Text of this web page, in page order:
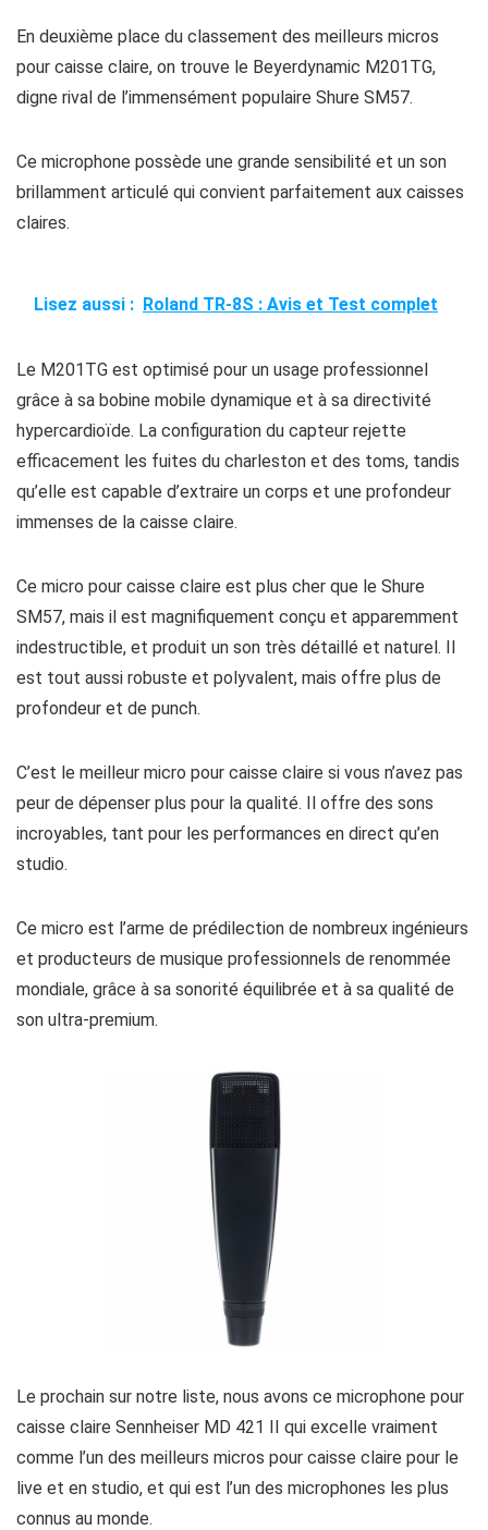
En deuxième place du classement des meilleurs micros
pour caisse claire, on trouve le Beyerdynamic M201TG,
digne rival de l’immensément populaire Shure SM57.
Ce microphone possède une grande sensibilité et un son
brillamment articulé qui convient parfaitement aux caisses
claires.
Lisez aussi : Roland TR-8S : Avis et Test complet
Le M201TG est optimisé pour un usage professionnel
grâce à sa bobine mobile dynamique et à sa directivité
hypercardioïde. La configuration du capteur rejette
efficacement les fuites du charleston et des toms, tandis
qu’elle est capable d’extraire un corps et une profondeur
immenses de la caisse claire.
Ce micro pour caisse claire est plus cher que le Shure
SM57, mais il est magnifiquement conçu et apparemment
indestructible, et produit un son très détaillé et naturel. Il
est tout aussi robuste et polyvalent, mais offre plus de
profondeur et de punch.
C’est le meilleur micro pour caisse claire si vous n’avez pas
peur de dépenser plus pour la qualité. Il offre des sons
incroyables, tant pour les performances en direct qu’en
studio.
Ce micro est l’arme de prédilection de nombreux ingénieurs
et producteurs de musique professionnels de renommée
mondiale, grâce à sa sonorité équilibrée et à sa qualité de
son ultra-premium.
Le prochain sur notre liste, nous avons ce microphone pour
caisse claire Sennheiser MD 421 II qui excelle vraiment
comme l’un des meilleurs micros pour caisse claire pour le
live et en studio, et qui est l’un des microphones les plus
connus au monde.